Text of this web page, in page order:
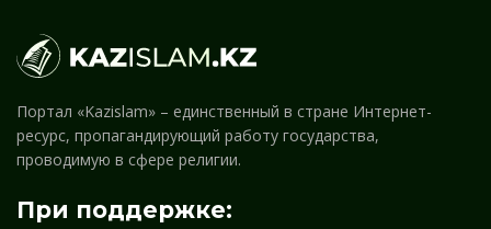
Портал «Kazislam» – единственный в стране Интернет-
ресурс, пропагандирующий работу государства,
проводимую в сфере религии.
При поддержке: